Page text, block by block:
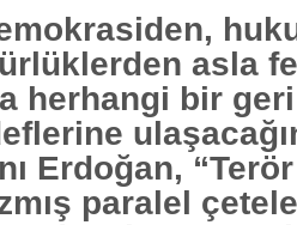
asla
herhangi bir
Erdoğan,
paralel